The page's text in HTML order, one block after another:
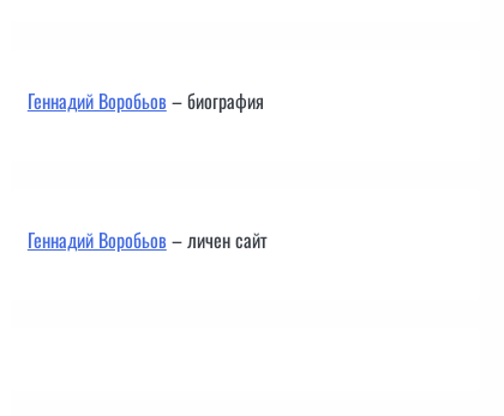
Геннадий Воробьов– биография
Геннадий Воробьов– личен сайт